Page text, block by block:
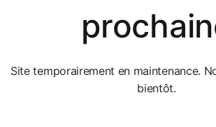
Site temporairement en maintenance.
bientôt.